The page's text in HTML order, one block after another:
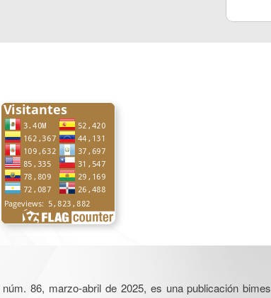
86, marzo-abril de 2025, es una publicación